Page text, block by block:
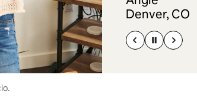
Denver, CO